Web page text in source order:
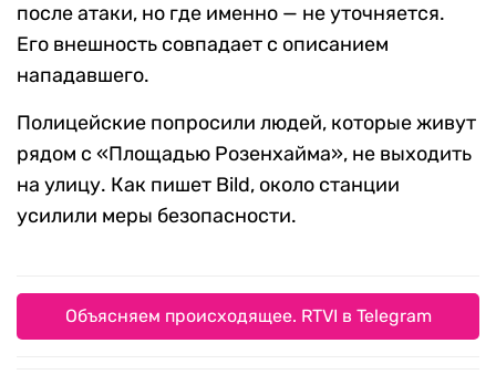
после атаки, но где именно — не уточняется.
Его внешность совпадает с описанием
нападавшего.
Полицейские попросили людей, которые живут
рядом с «Площадью Розенхайма», не выходить
на улицу. Как пишет Bild, около станции
усилили меры безопасности.
Объясняем происходящее. RTVI в Telegram